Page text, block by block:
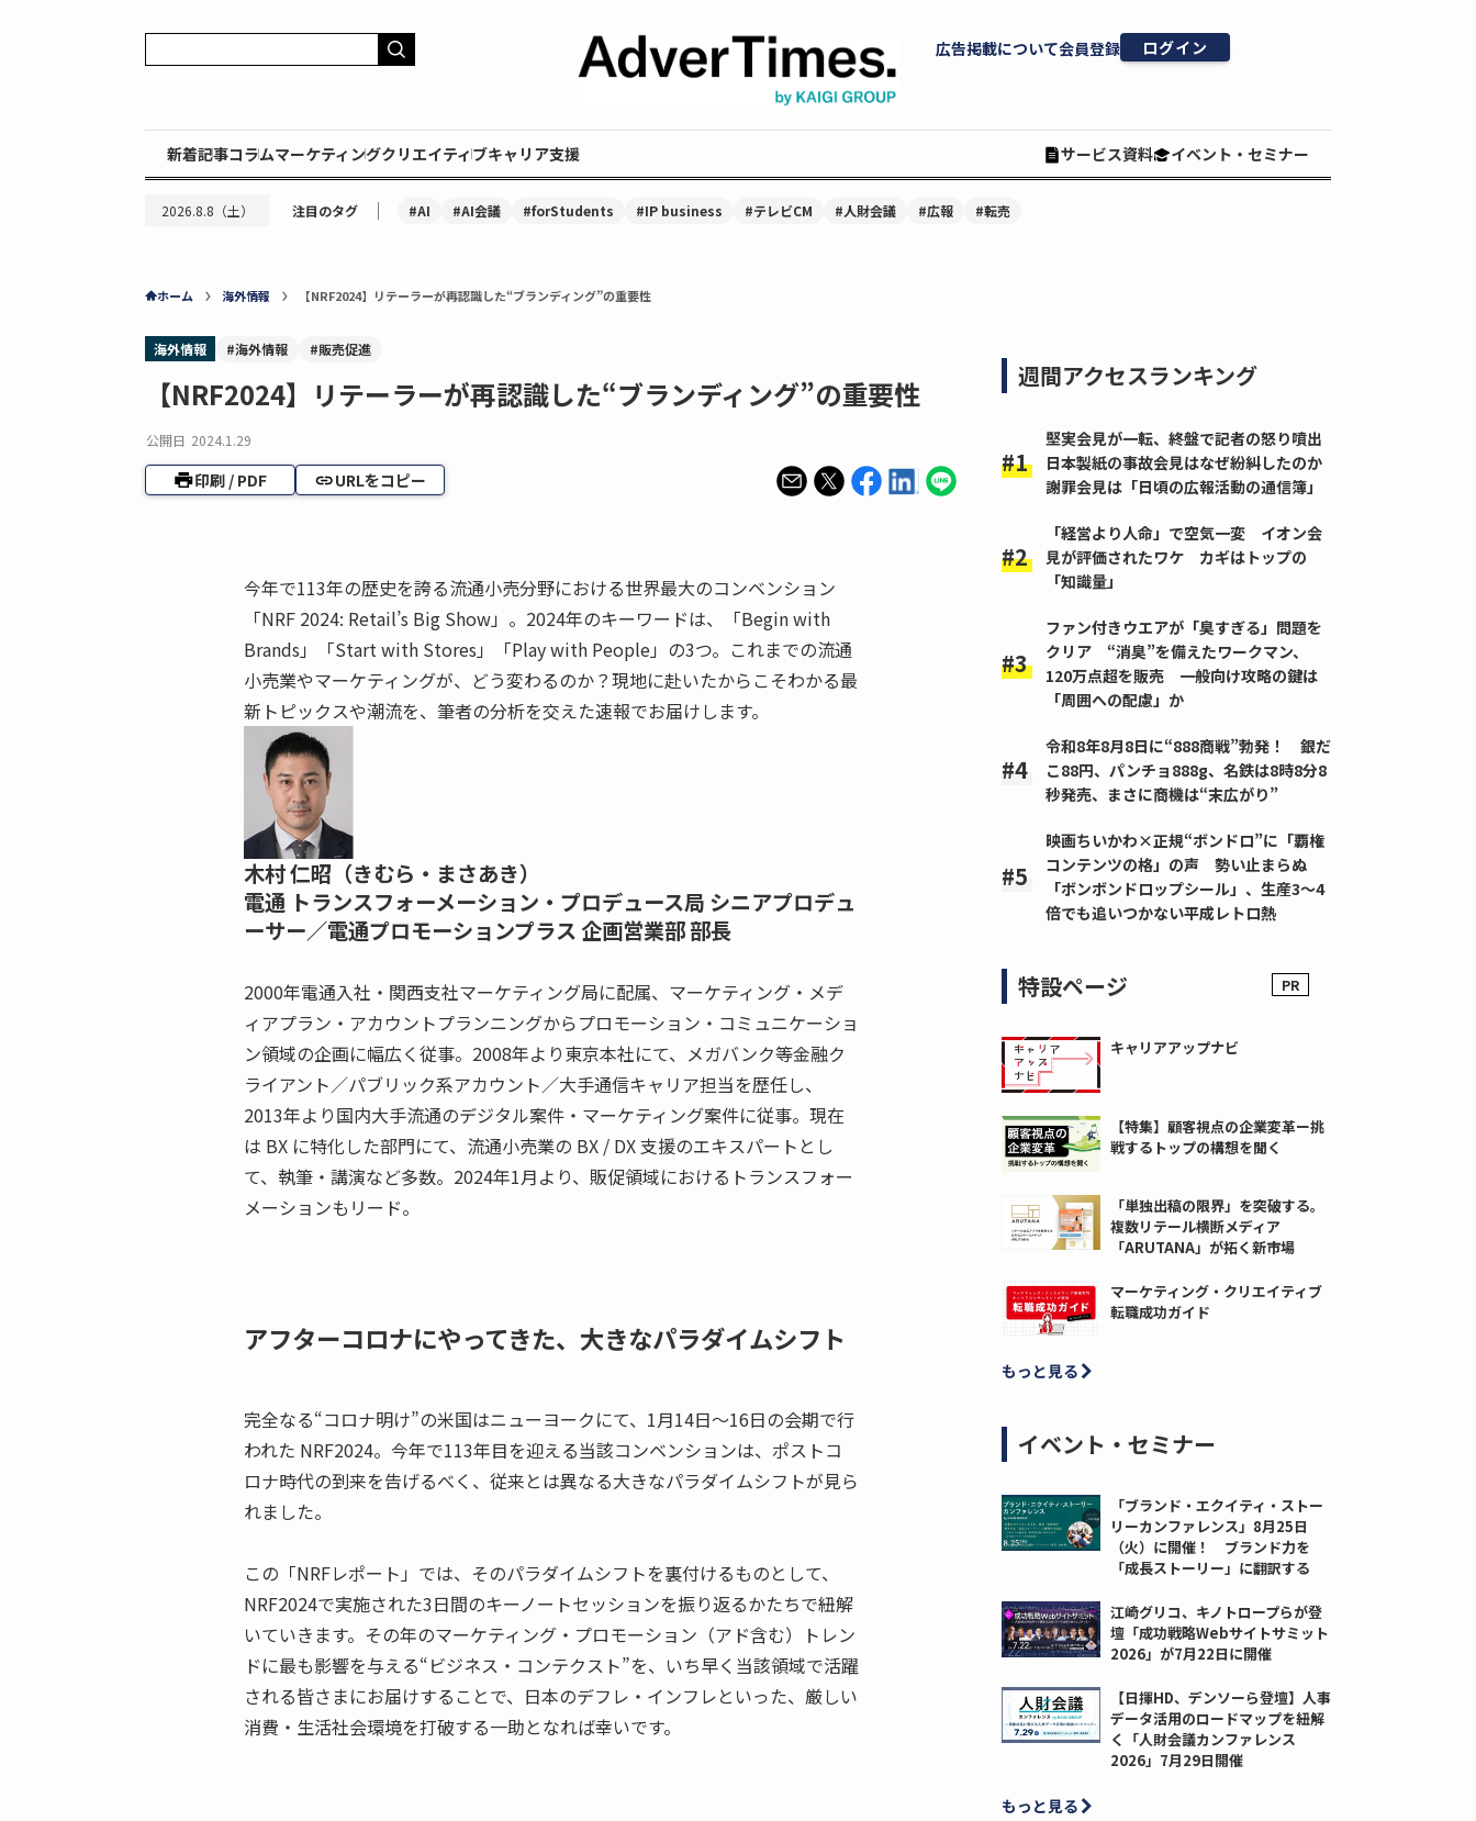
広告掲載について会員登録 ログイン
新着記事コラムマーケティングクリエイティブキャリア支援 サービス資料 イベント・セミナー
2026.8.8（土） 注目のタグ ｜ #AI #AI会議 #forStudents #IP business #テレビCM #人財会議 #広報 #転売
ホーム 海外情報 【NRF2024】リテーラーが再認識した“ブランディング”の重要性
海外情報 #海外情報 #販売促進
【NRF2024】リテーラーが再認識した“ブランディング”の重要性
公開日 2024.1.29
印刷 / PDF URLをコピー
今年で113年の歴史を誇る流通小売分野における世界最大のコンベンション
「NRF 2024: Retail’s Big Show」。2024年のキーワードは、「Begin with
Brands」「Start with Stores」「Play with People」の3つ。これまでの流通
小売業やマーケティングが、どう変わるのか？現地に赴いたからこそわかる最
新トピックスや潮流を、筆者の分析を交えた速報でお届けします。
木村 仁昭（きむら・まさあき）
電通 トランスフォーメーション・プロデュース局 シニアプロデュ
ーサー／電通プロモーションプラス 企画営業部 部長
2000年電通入社・関西支社マーケティング局に配属、マーケティング・メデ
ィアプラン・アカウントプランニングからプロモーション・コミュニケーショ
ン領域の企画に幅広く従事。2008年より東京本社にて、メガバンク等金融ク
ライアント／パブリック系アカウント／大手通信キャリア担当を歴任し、
2013年より国内大手流通のデジタル案件・マーケティング案件に従事。現在
は BX に特化した部門にて、流通小売業の BX / DX 支援のエキスパートとし
て、執筆・講演など多数。2024年1月より、販促領域におけるトランスフォー
メーションもリード。
アフターコロナにやってきた、大きなパラダイムシフト
完全なる“コロナ明け”の米国はニューヨークにて、1月14日～16日の会期で行
われた NRF2024。今年で113年目を迎える当該コンベンションは、ポストコ
ロナ時代の到来を告げるべく、従来とは異なる大きなパラダイムシフトが見ら
れました。
この「NRFレポート」では、そのパラダイムシフトを裏付けるものとして、
NRF2024で実施された3日間のキーノートセッションを振り返るかたちで紐解
いていきます。その年のマーケティング・プロモーション（アド含む）トレン
ドに最も影響を与える“ビジネス・コンテクスト”を、いち早く当該領域で活躍
される皆さまにお届けすることで、日本のデフレ・インフレといった、厳しい
消費・生活社会環境を打破する一助となれば幸いです。
週間アクセスランキング
堅実会見が一転、終盤で記者の怒り噴出
日本製紙の事故会見はなぜ紛糾したのか
謝罪会見は「日頃の広報活動の通信簿」
「経営より人命」で空気一変 イオン会
見が評価されたワケ カギはトップの
「知識量」
ファン付きウエアが「臭すぎる」問題を
クリア “消臭”を備えたワークマン、
120万点超を販売 一般向け攻略の鍵は
「周囲への配慮」か
令和8年8月8日に“888商戦”勃発！ 銀だ
こ88円、パンチョ888g、名鉄は8時8分8
秒発売、まさに商機は“末広がり”
映画ちいかわ×正規“ボンドロ”に「覇権
コンテンツの格」の声 勢い止まらぬ
「ボンボンドロップシール」、生産3～4
倍でも追いつかない平成レトロ熱
特設ページ
キャリアアップナビ
【特集】顧客視点の企業変革ー挑
戦するトップの構想を聞く
「単独出稿の限界」を突破する。
複数リテール横断メディア
「ARUTANA」が拓く新市場
マーケティング・クリエイティブ
転職成功ガイド
もっと見る
イベント・セミナー
「ブランド・エクイティ・ストー
リーカンファレンス」8月25日
（火）に開催！ ブランド力を
「成長ストーリー」に翻訳する
江崎グリコ、キノトロープらが登
壇「成功戦略Webサイトサミット
2026」が7月22日に開催
【日揮HD、デンソーら登壇】人事
データ活用のロードマップを紐解
く「人財会議カンファレンス
2026」7月29日開催
もっと見る